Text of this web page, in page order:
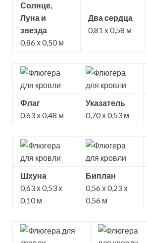
Солнце,
Луна и
звезда
0,86 х 0,50 м
Два сердца
0,81 х 0,58 м
Флаг
0,63 х 0,48 м
Указатель
0,70 х 0,53 м
Шхуна
0,63 х 0,53 х
0,10 м
Биплан
0,56 х 0,23 х
0,56 м